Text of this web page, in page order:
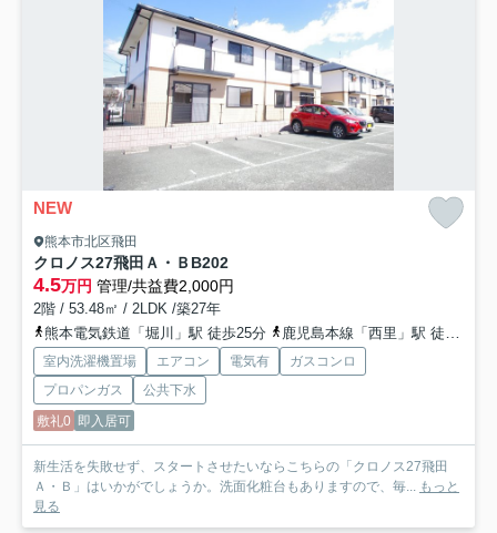
NEW
熊本市北区飛田
クロノス27飛田Ａ・Ｂ B202
4.5万円 管理/共益費2,000円
2階 / 53.48㎡ / 2LDK /築27年
熊本電気鉄道「堀川」駅 徒歩25分
鹿児島本線「西里」駅 徒歩25分
室内洗濯機置場 エアコン 電気有
ガスコンロ
プロパンガス
公共下水
敷礼0 即入居可
新生活を失敗せず、スタートさせたいならこちらの「クロノス27飛田
Ａ・Ｂ」はいかがでしょうか。洗面化粧台もありますので、毎... もっと
見る